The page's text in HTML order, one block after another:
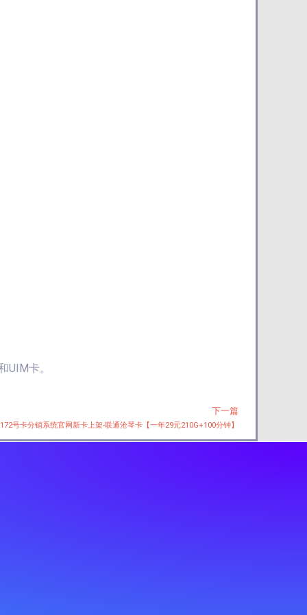
卡。
下一篇
172号卡分销系统官网新卡上架-联通沧琴卡【一年29元210G+100分钟】